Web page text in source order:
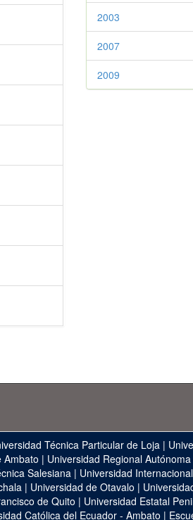
2003
2007
2009
Técnica Particular de Loja |
Ambato | Universidad Regional
Salesiana| Universidad
| Universidad de Otavalo |
de Quito | Universidad Estatal
Católica del Ecuador - Ambato |